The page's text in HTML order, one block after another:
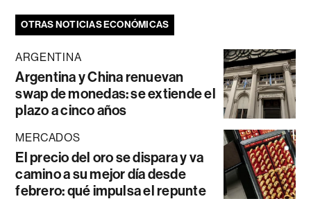
OTRAS NOTICIAS ECONÓMICAS
ARGENTINA
Argentina y China renuevan
swap de monedas: se extiende el
plazo a cinco años
MERCADOS
El precio del oro se dispara y va
camino a su mejor día desde
febrero: qué impulsa el repunte